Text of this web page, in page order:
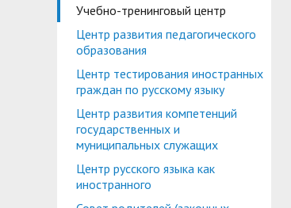
Вопросы ректору
Учебно-тренинговый центр
Центр развития педагогического
образования
Центр тестирования иностранных
граждан по русскому языку
Центр развития компетенций
государственных и
муниципальных служащих
Центр русского языка как
иностранного